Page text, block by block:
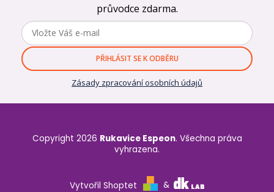
průvodce zdarma.
PŘIHLÁSIT SE K ODBĚRU
Zásady zpracování osobních údajů
Vytvořil Shoptet &
Copyright 2026 Rukavice Espeon. Všechna práva
vyhrazena.